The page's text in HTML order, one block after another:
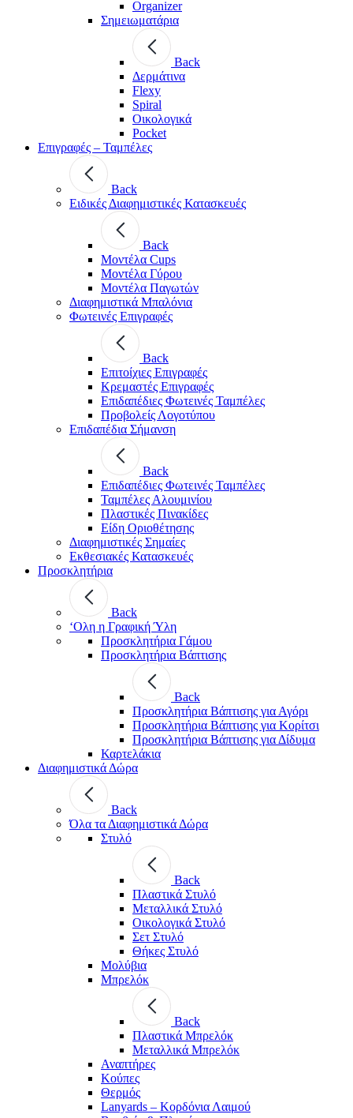
Organizer
Σημειωματάρια
Back
Δερμάτινα
Flexy
Spiral
Οικολογικά
Pocket
Επιγραφές – Ταμπέλες
Back
Ειδικές Διαφημιστικές Κατασκευές
Back
Μοντέλα Cups
Μοντέλα Γύρου
Μοντέλα Παγωτών
Διαφημιστικά Μπαλόνια
Φωτεινές Επιγραφές
Back
Επιτοίχιες Επιγραφές
Κρεμαστές Επιγραφές
Επιδαπέδιες Φωτεινές Ταμπέλες
Προβολείς Λογοτύπου
Επιδαπέδια Σήμανση
Back
Επιδαπέδιες Φωτεινές Ταμπέλες
Ταμπέλες Αλουμινίου
Πλαστικές Πινακίδες
Είδη Οριοθέτησης
Διαφημιστικές Σημαίες
Εκθεσιακές Κατασκευές
Προσκλητήρια
Back
‘Ολη η Γραφική Ύλη
Προσκλητήρια Γάμου
Προσκλητήρια Βάπτισης
Back
Προσκλητήρια Βάπτισης για Αγόρι
Προσκλητήρια Βάπτισης για Κορίτσι
Προσκλητήρια Βάπτισης για Δίδυμα
Καρτελάκια
Διαφημιστικά Δώρα
Back
Όλα τα Διαφημιστικά Δώρα
Στυλό
Back
Πλαστικά Στυλό
Μεταλλικά Στυλό
Οικολογικά Στυλό
Σετ Στυλό
Θήκες Στυλό
Μολύβια
Μπρελόκ
Back
Πλαστικά Μπρελόκ
Μεταλλικά Μπρελόκ
Αναπτήρες
Κούπες
Θερμός
Lanyards – Kορδόνια Λαιμού